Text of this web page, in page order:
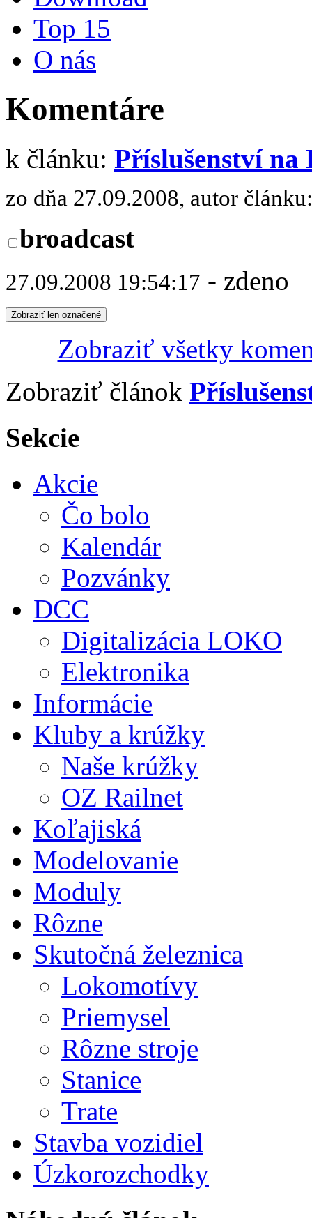
Top 15
O nás
Komentáre
k článku: Příslušenství na
zo dňa 27.09.2008, autor
broadcast
27.09.2008 19:54:17 - zdeno
Zobraziť len označené
Zobraziť všetky
Zobraziť článok
Sekcie
Akcie
Čo bolo
Kalendár
Pozvánky
DCC
Digitalizácia LOKO
Elektronika
Informácie
Kluby a krúžky
Naše krúžky
OZ Railnet
Koľajiská
Modelovanie
Moduly
Rôzne
Skutočná železnica
Lokomotívy
Priemysel
Rôzne stroje
Stanice
Trate
Stavba vozidiel
Úzkorozchodky